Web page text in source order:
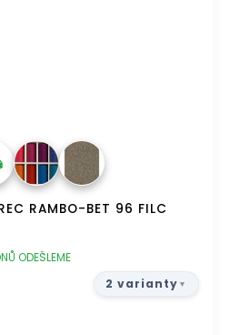
RAMBO-BET 96 FILC
ODEŠLEME
2 varianty